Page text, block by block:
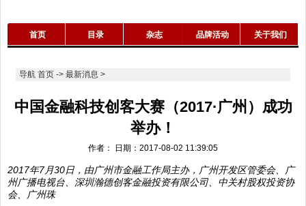
首页 目录 杂志 品牌活动 关于我们
导航 首页-> 最新消息 >
中国金融科技创客大赛（2017·广州）成功
举办！
作者： 日期：2017-08-02 11:39:05
2017年7月30日，由广州市金融工作局主办，广州开发区管委会、广
州广播电视台、深圳瀚德创客金融投资有限公司、中关村股权投资协
会、广州珠